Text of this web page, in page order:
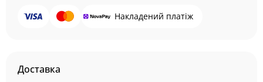
Накладений платіж
Доставка